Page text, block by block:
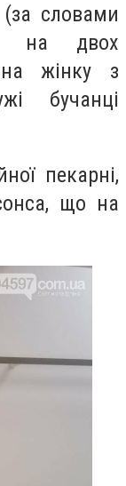
словами
на двох
жінку з
бучанці
пекарні,
що на